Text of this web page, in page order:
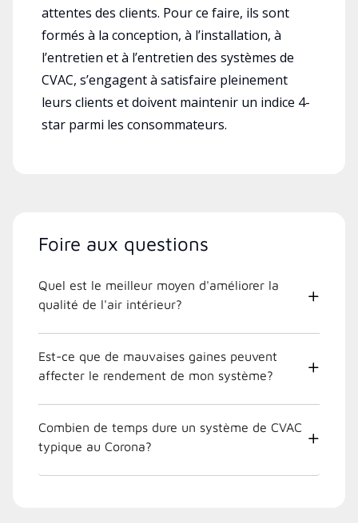
attentes des clients. Pour ce faire, ils sont
formés à la conception, à l’installation, à
l’entretien et à l’entretien des systèmes de
CVAC, s’engagent à satisfaire pleinement
leurs clients et doivent maintenir un indice 4-
star parmi les consommateurs.
Foire aux questions
Quel est le meilleur moyen d'améliorer la
qualité de l'air intérieur?
Est-ce que de mauvaises gaines peuvent
affecter le rendement de mon système?
Combien de temps dure un système de CVAC
typique au Corona?